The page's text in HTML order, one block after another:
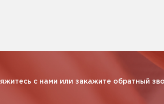
с нами или закажите обратный